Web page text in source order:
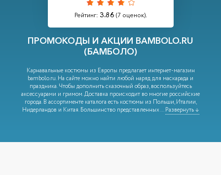
Рейтинг: 3.86 (7 оценок).
ПРОМОКОДЫ И АКЦИИ BAMBOLO.RU
(БАМБОЛО)
Карнавальные костюмы из Европы предлагает интернет-магазин
bambolo.ru. На сайте можно найти любой наряд для маскарада и
праздника. Чтобы дополнить сказочный образ, воспользуйтесь
аксессуарами и гримом. Доставка происходит во многие российские
города. В ассортименте каталога есть костюмы из Польши, Италии,
Нидерландов и Китая. Большинство представленных...Развернуть ↓